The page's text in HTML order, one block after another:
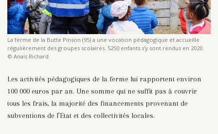
La ferme de la Butte Pinson (95) a une vocation pédagogique et accueille
régulièrement des groupes scolaires. 5250 enfants s’y sont rendus en 2020.
© Anaïs Richard
Les activités pédagogiques de la ferme lui rapportent environ
100 000 euros par an. Une somme qui ne suffit pas à couvrir
tous les frais, la majorité des financements provenant de
subventions de l’Etat et des collectivités locales.